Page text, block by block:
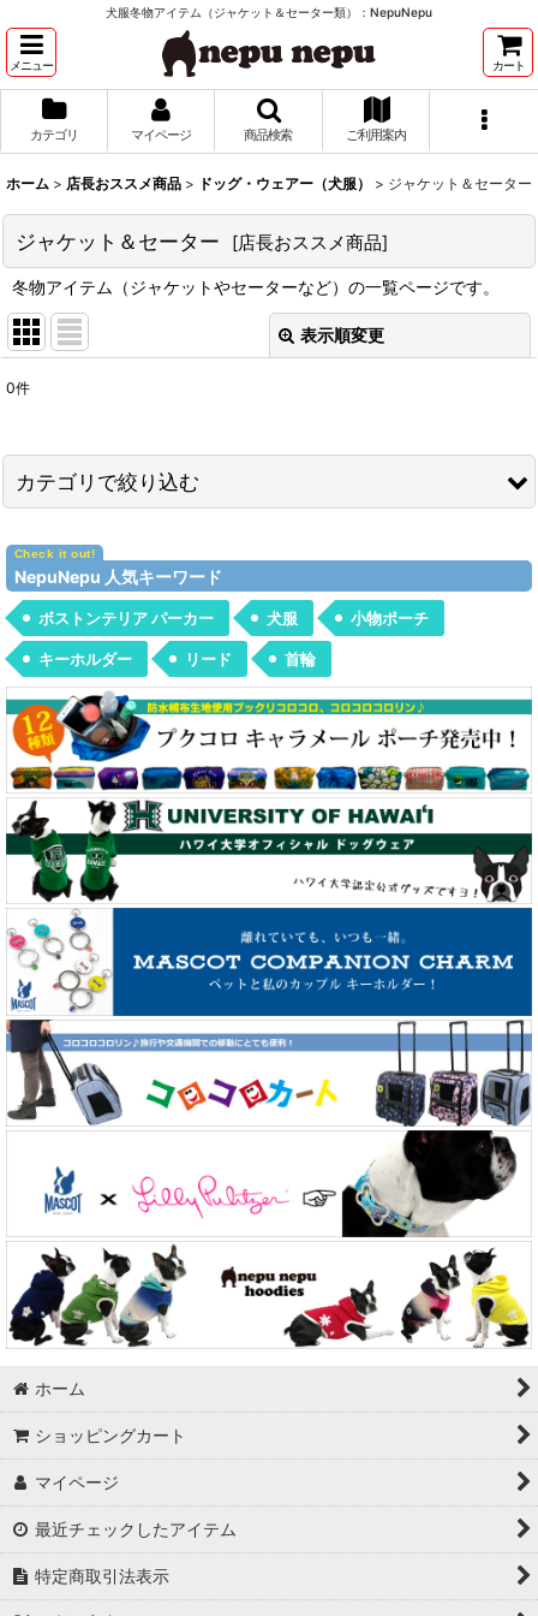
犬服冬物アイテム（ジャケット＆セーター類）：NepuNepu
メニュー カート
カテゴリ マイページ 商品検索 ご利用案内
ホーム > 店長おススメ商品 > ドッグ・ウェアー（犬服） > ジャケット＆セーター
ジャケット＆セーター [店長おススメ商品]
冬物アイテム（ジャケットやセーターなど）の一覧ページです。
表示順変更
並び順:
0件
カテゴリで絞り込む
ドッグ・ウェアー（犬服） (全商品)
Tシャツ
パーカー
ジャケット＆セーター
バンダナ
NepuNepu 人気キーワード
ボストンテリア パーカー 犬服 小物ポーチ
キーホルダー リード 首輪
ホーム
ショッピングカート
マイページ
最近チェックしたアイテム
特定商取引法表示